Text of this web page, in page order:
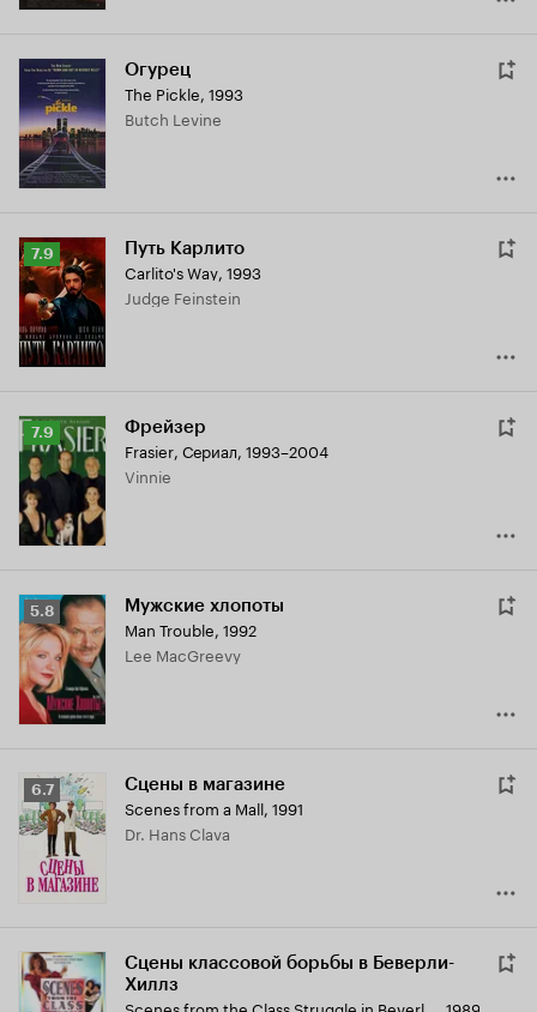
Огурец
The Pickle, 1993
Butch Levine
Рейтинг
Кинопоиска
7.9
7.9 Путь Карлито
Carlito's Way, 1993
Judge Feinstein
Рейтинг
Кинопоиска
7.9
7.9 Фрейзер
Frasier, Сериал, 1993–2004
Vinnie
Рейтинг
Кинопоиска
5.8
5.8 Мужские хлопоты
Man Trouble, 1992
Lee MacGreevy
Рейтинг
Кинопоиска
6.7
6.7 Сцены в магазине
Scenes from a Mall, 1991
Dr. Hans Clava
Сцены классовой борьбы в Беверли-
Хиллз